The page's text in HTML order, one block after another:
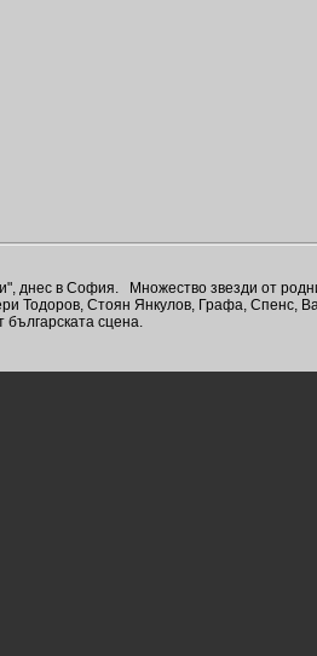
днес в София. Множество звезди от
Тодоров, Стоян Янкулов, Графа, Спенс,
сцена.